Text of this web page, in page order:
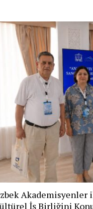
İş Birliğini